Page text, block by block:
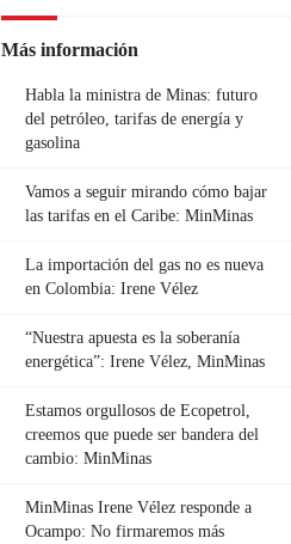
Más información
Habla la ministra de Minas: futuro
del petróleo, tarifas de energía y
gasolina
Vamos a seguir mirando cómo bajar
las tarifas en el Caribe: MinMinas
La importación del gas no es nueva
en Colombia: Irene Vélez
“Nuestra apuesta es la soberanía
energética”: Irene Vélez, MinMinas
Estamos orgullosos de Ecopetrol,
creemos que puede ser bandera del
cambio: MinMinas
MinMinas Irene Vélez responde a
Ocampo: No firmaremos más